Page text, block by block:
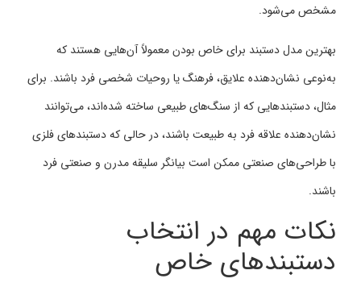
مشخص می‌شود.
بهترین مدل دستبند برای خاص بودن معمولاً آن‌هایی هستند که
به‌نوعی نشان‌دهنده علایق، فرهنگ یا روحیات شخصی فرد باشند. برای
مثال، دستبندهایی که از سنگ‌های طبیعی ساخته شده‌اند، می‌توانند
نشان‌دهنده علاقه فرد به طبیعت باشند، در حالی که دستبندهای فلزی
با طراحی‌های صنعتی ممکن است بیانگر سلیقه مدرن و صنعتی فرد
باشند.
نکات مهم در انتخاب
دستبندهای خاص